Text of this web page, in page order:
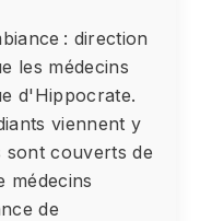
: direction
les médecins
d'Hippocrate.
viennent y
sont couverts de
médecins
de